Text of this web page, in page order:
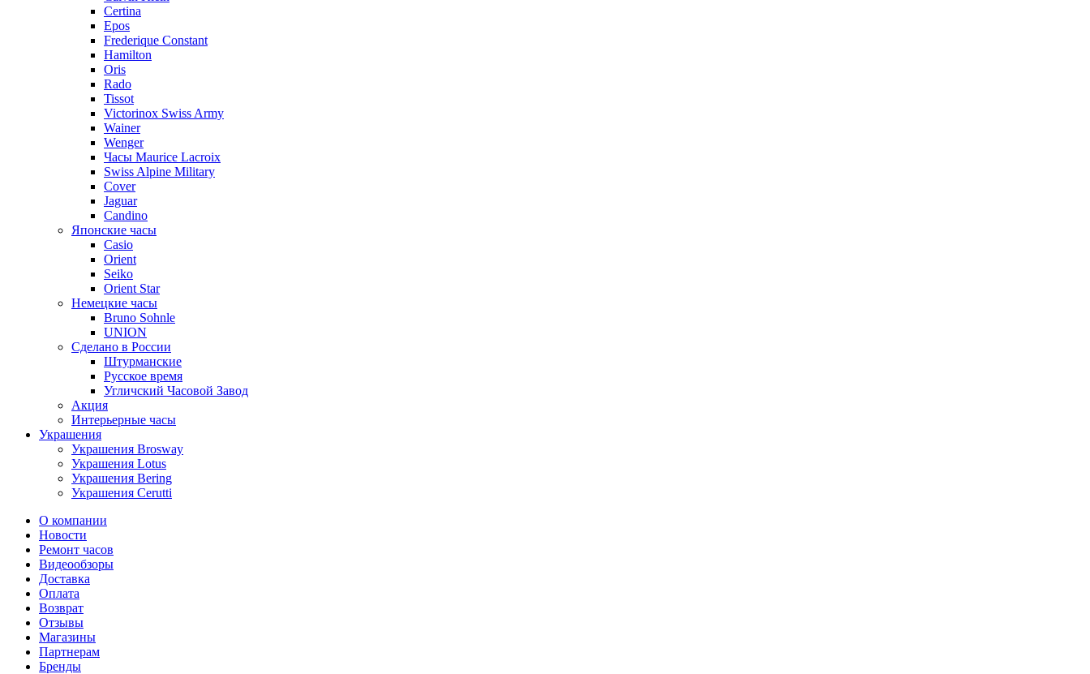
Certina
Epos
Frederique Constant
Hamilton
Oris
Rado
Tissot
Victorinox Swiss Army
Wainer
Wenger
Часы Maurice Lacroix
Swiss Alpine Military
Cover
Jaguar
Candino
Японские часы
Casio
Orient
Seiko
Orient Star
Немецкие часы
Bruno Sohnle
UNION
Сделано в России
Штурманские
Русское время
Угличский Часовой Завод
Акция
Интерьерные часы
Украшения
Украшения Brosway
Украшения Lotus
Украшения Bering
Украшения Cerutti
О компании
Новости
Ремонт часов
Видеообзоры
Доставка
Оплата
Возврат
Отзывы
Магазины
Партнерам
Бренды